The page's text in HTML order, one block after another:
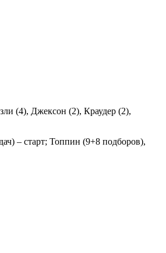
(4), Джексон (2), Краудер (2),
– старт; Топпин (9+8 подборов),